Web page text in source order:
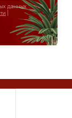
данных